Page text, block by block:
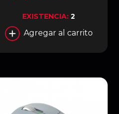
EXISTENCIA:2
Agregar al carrito